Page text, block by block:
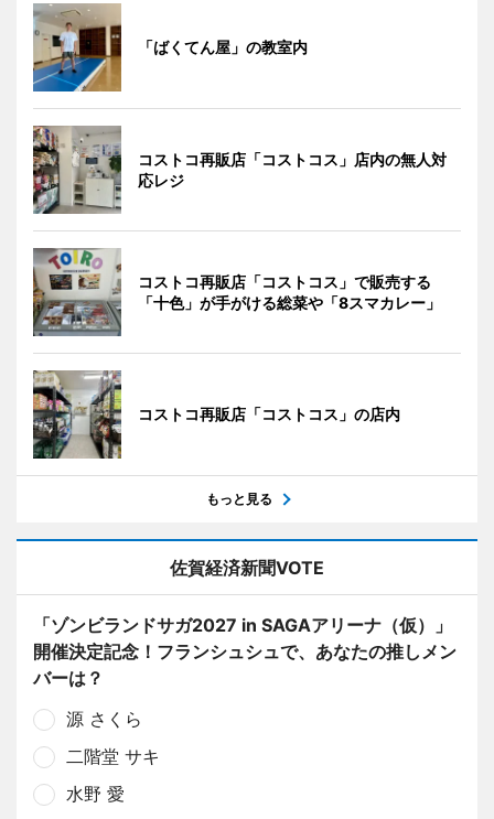
「ばくてん屋」の教室内
コストコ再販店「コストコス」店内の無人対
応レジ
コストコ再販店「コストコス」で販売する
「十色」が手がける総菜や「8スマカレー」
コストコ再販店「コストコス」の店内
もっと見る
佐賀経済新聞VOTE
「ゾンビランドサガ2027 in SAGAアリーナ（仮）」
開催決定記念！フランシュシュで、あなたの推しメン
バーは？
源 さくら
二階堂 サキ
水野 愛